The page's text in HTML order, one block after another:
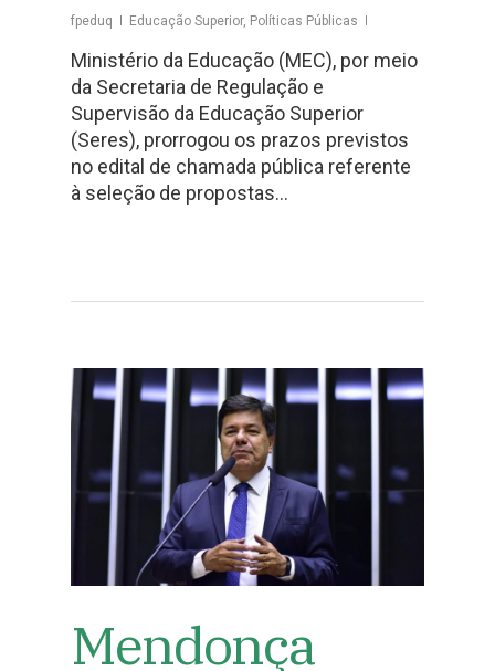
fpeduq Educação Superior, Políticas Públicas
Ministério da Educação (MEC), por meio
da Secretaria de Regulação e
Supervisão da Educação Superior
(Seres), prorrogou os prazos previstos
no edital de chamada pública referente
à seleção de propostas…
Mendonça